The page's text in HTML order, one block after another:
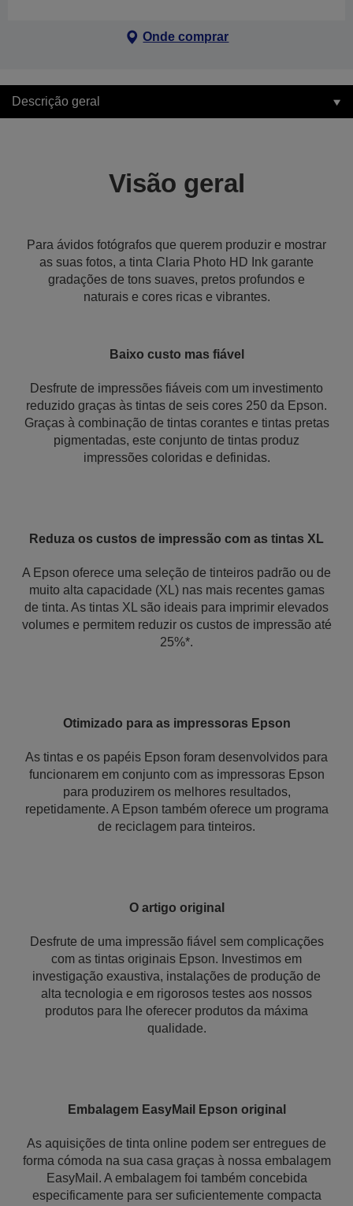
Onde comprar
Descrição geral
Visão geral
Para ávidos fotógrafos que querem produzir e mostrar
as suas fotos, a tinta Claria Photo HD Ink garante
gradações de tons suaves, pretos profundos e
naturais e cores ricas e vibrantes.
Baixo custo mas fiável
Desfrute de impressões fiáveis com um investimento
reduzido graças às tintas de seis cores 250 da Epson.
Graças à combinação de tintas corantes e tintas pretas
pigmentadas, este conjunto de tintas produz
impressões coloridas e definidas.
Reduza os custos de impressão com as tintas XL
A Epson oferece uma seleção de tinteiros padrão ou de
muito alta capacidade (XL) nas mais recentes gamas
de tinta. As tintas XL são ideais para imprimir elevados
volumes e permitem reduzir os custos de impressão até
25%*.
Otimizado para as impressoras Epson
As tintas e os papéis Epson foram desenvolvidos para
funcionarem em conjunto com as impressoras Epson
para produzirem os melhores resultados,
repetidamente. A Epson também oferece um programa
de reciclagem para tinteiros.
O artigo original
Desfrute de uma impressão fiável sem complicações
com as tintas originais Epson. Investimos em
investigação exaustiva, instalações de produção de
alta tecnologia e em rigorosos testes aos nossos
produtos para lhe oferecer produtos da máxima
qualidade.
Embalagem EasyMail Epson original
As aquisições de tinta online podem ser entregues de
forma cómoda na sua casa graças à nossa embalagem
EasyMail. A embalagem foi também concebida
especificamente para ser suficientemente compacta